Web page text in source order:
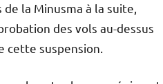
la Minusma à la suite,
des vols au-dessus
cette suspension.